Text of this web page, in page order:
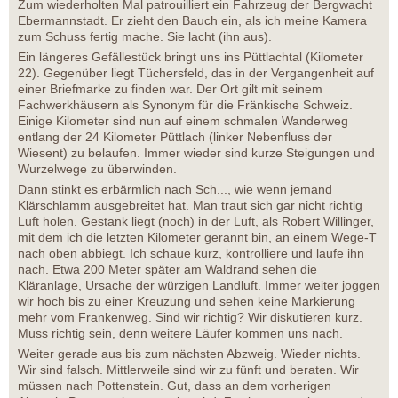
Zum wiederholten Mal patrouilliert ein Fahrzeug der Bergwacht
Ebermannstadt. Er zieht den Bauch ein, als ich meine Kamera
zum Schuss fertig mache. Sie lacht (ihn aus).
Ein längeres Gefällestück bringt uns ins Püttlachtal (Kilometer
22). Gegenüber liegt Tüchersfeld, das in der Vergangenheit auf
einer Briefmarke zu finden war. Der Ort gilt mit seinem
Fachwerkhäusern als Synonym für die Fränkische Schweiz.
Einige Kilometer sind nun auf einem schmalen Wanderweg
entlang der 24 Kilometer Püttlach (linker Nebenfluss der
Wiesent) zu belaufen. Immer wieder sind kurze Steigungen und
Wurzelwege zu überwinden.
Dann stinkt es erbärmlich nach Sch..., wie wenn jemand
Klärschlamm ausgebreitet hat. Man traut sich gar nicht richtig
Luft holen. Gestank liegt (noch) in der Luft, als Robert Willinger,
mit dem ich die letzten Kilometer gerannt bin, an einem Wege-T
nach oben abbiegt. Ich schaue kurz, kontrolliere und laufe ihn
nach. Etwa 200 Meter später am Waldrand sehen die
Kläranlage, Ursache der würzigen Landluft. Immer weiter joggen
wir hoch bis zu einer Kreuzung und sehen keine Markierung
mehr vom Frankenweg. Sind wir richtig? Wir diskutieren kurz.
Muss richtig sein, denn weitere Läufer kommen uns nach.
Weiter gerade aus bis zum nächsten Abzweig. Wieder nichts.
Wir sind falsch. Mittlerweile sind wir zu fünft und beraten. Wir
müssen nach Pottenstein. Gut, dass an dem vorherigen